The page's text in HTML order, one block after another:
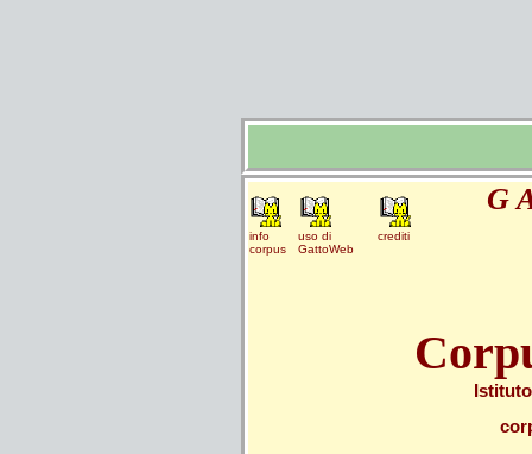
G
info
corpus
uso di
GattoWeb
crediti